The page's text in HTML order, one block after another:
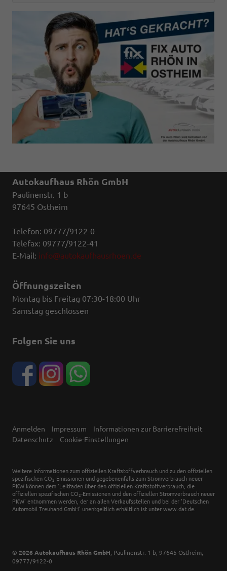
Autokaufhaus Rhön GmbH
Paulinenstr. 1 b
97645 Ostheim
Telefon: 09777/9122-0
Telefax: 09777/9122-41
E-Mail: info@autokaufhausrhoen.de
Öffnungszeiten
Montag bis Freitag 07:30-18:00 Uhr
Samstag geschlossen
Folgen Sie uns
Anmelden Impressum
Informationen zur Barrierefreiheit
Datenschutz
Cookie-Einstellungen
Weitere Informationen zum offiziellen Kraftstoffverbrauch und zu den offiziellen
spezifischen CO 2-Emissionen und gegebenenfalls zum Stromverbrauch neuer
PKW können dem 'Leitfaden über den offiziellen Kraftstoffverbrauch, die
offiziellen spezifischen CO 2-Emissionen und den offiziellen Stromverbrauch neuer
PKW' entnommen werden, der an allen Verkaufsstellen und bei der 'Deutschen
Automobil Treuhand GmbH' unentgeltlich erhältlich ist unter www.dat.de.
© 2026 Autokaufhaus Rhön GmbH, Paulinenstr. 1 b, 97645 Ostheim,
09777/9122-0